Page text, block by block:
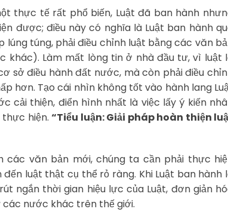
thực tế rất phổ biến, Luật đã ban hành
được; điều này có nghĩa là Luật ban hành
túng, phải điều chỉnh luật bằng các văn
khác). Làm mất lòng tin ở nhà đầu tư, vì luật
sở điều hành đất nước, mà còn phải điều
hơn. Tạo cái nhìn không tốt vào hành lang
cải thiện, điển hình nhất là việc lấy ý kiến
thực hiện.“Tiểu luận: Giải pháp hoàn thiện
văn bản mới, chúng ta cần phải thực
luật thật cụ thể rỏ ràng. Khi Luật ban hành
ngắn thời gian hiệu lực của Luật, đơn giản
nước khác trên thế giới.